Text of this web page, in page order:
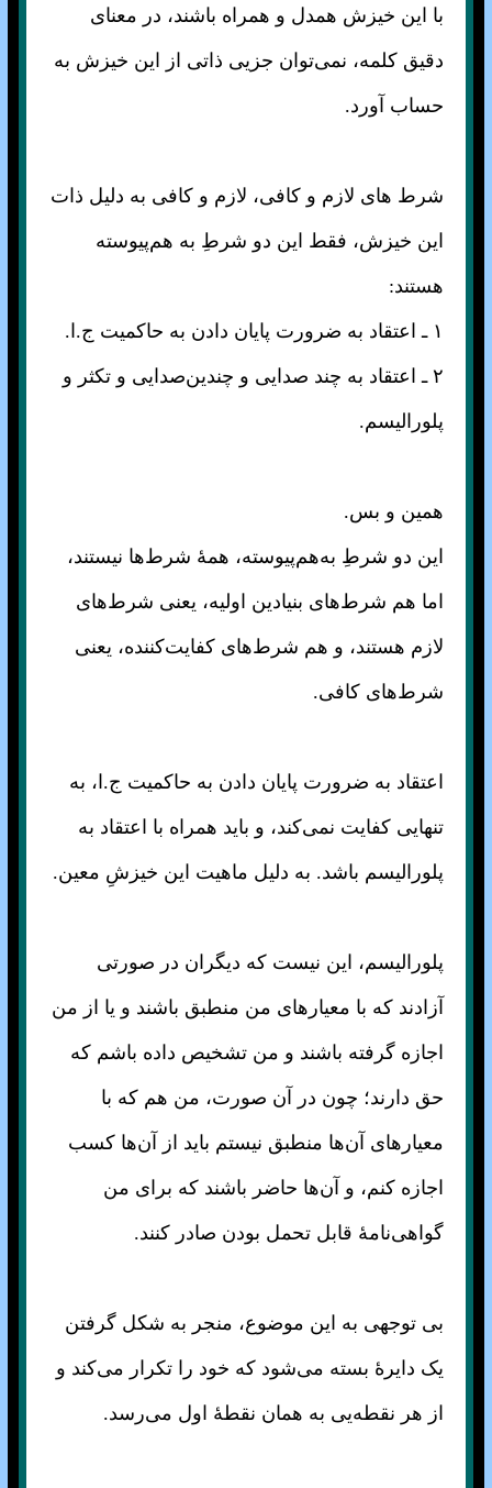
با این خیزش همدل و همراه باشند، در معنای
دقیق کلمه، نمی‌توان جزیی ذاتی از این خیزش به
حساب آورد.
شرط های لازم و کافی، لازم و کافی به دلیل ذات
این خیزش، فقط این‌ دو شرطِ به هم‌پیوسته
هستند:
۱ ـ اعتقاد به ضرورت پایان دادن به حاکمیت ج.ا.
۲ ـ اعتقاد به چند صدایی و چندین‌صدایی و تکثر و
پلورالیسم.
همین و بس.
این دو شرطِ به‌هم‌پیوسته، همهٔ شرط‌ها نیستند،
اما هم شرط‌های بنیادین اولیه، یعنی شرط‌های
لازم هستند، و هم شرط‌های کفایت‌کننده، یعنی
شرط‌های کافی.
اعتقاد به ضرورت پایان دادن به حاکمیت ج.ا، به
تنهایی کفایت نمی‌کند، و باید همراه با اعتقاد به
پلورالیسم باشد. به دلیل ماهیت این خیزشِ معین.
پلورالیسم، این نیست که دیگران در صورتی
آزادند که با معیار‌های من منطبق باشند و یا از من
اجازه گرفته باشند و من تشخیص داده باشم که
حق دارند؛ چون در آن صورت، من هم که با
معیار‌های آن‌ها منطبق نیستم باید از آن‌ها کسب
اجازه کنم، و آن‌ها حاضر باشند که برای من
گواهی‌نامهٔ قابل تحمل بودن صادر کنند.
بی توجهی به این موضوع، منجر به شکل گرفتن
یک دایرهٔ بسته می‌شود که خود را تکرار می‌کند و
از هر نقطه‌یی به همان نقطهٔ اول می‌رسد.